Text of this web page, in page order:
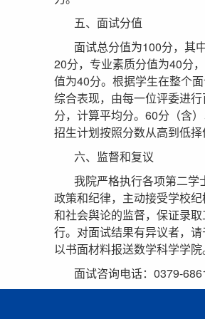
五、面试分值
面试总分值为100分，其
20分，专业素质分值为40分
值为40分。根据学生在整个
综合表现，由每一位评委进
分，计算平均分。60分（含
招生计划按照分数从高到低择
六、监督和复议
我院严格执行各项第二学
政策和纪律，主动接受学校
和社会舆论的监督，保证录
行。对面试结果有异议者，
以书面材料报送数学科学学院
面试咨询电话：0379-